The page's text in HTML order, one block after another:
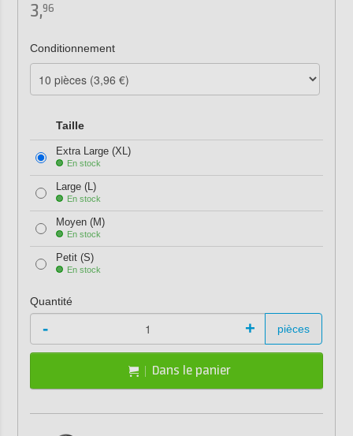
3,96
Conditionnement
Taille
Extra Large (XL)
En stock
Large (L)
En stock
Moyen (M)
En stock
Petit (S)
En stock
Quantité
- + pièces
Dans le panier